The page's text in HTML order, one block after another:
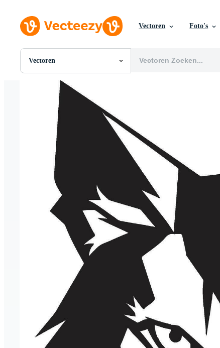
Vectoren Foto's
Vectoren
Alle Afbeeldingen
Foto's
SVGs
Sjablonen
Vectoren
Videos
Motion graphics
Redactionele Afbeeldingen